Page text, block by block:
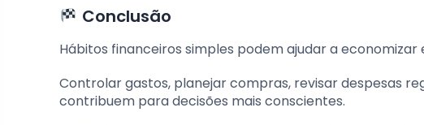
Conclusão
Hábitos financeiros simples podem ajudar a
Controlar gastos, planejar compras, revisar despesas
contribuem para decisões mais conscientes.